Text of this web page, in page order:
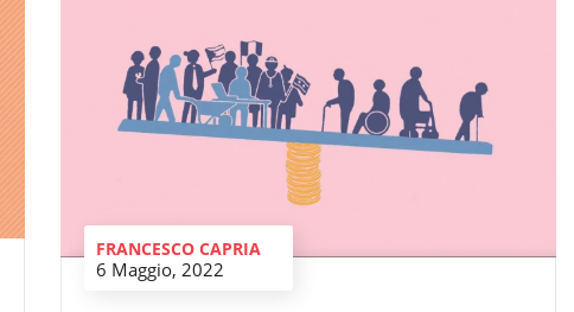
FRANCESCO CAPRIA
6 Maggio, 2022